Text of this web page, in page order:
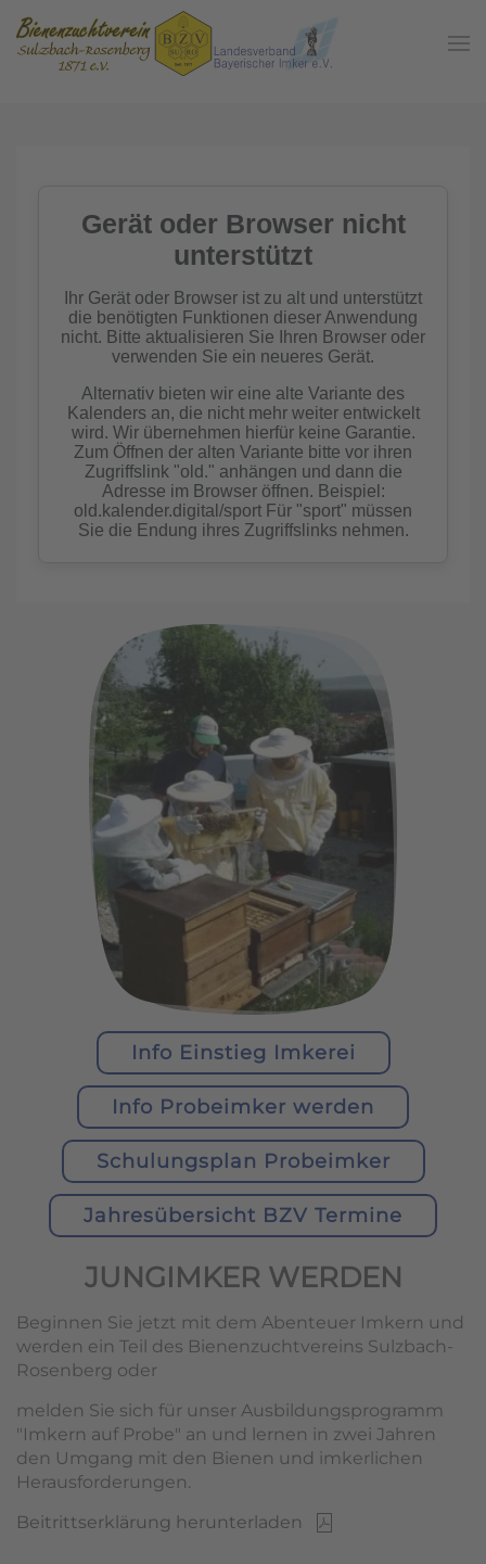
Zum Hauptinhalt springen
In der
Imkern
Info Einstieg Imkerei
Info Probeimker werden
Schulungsplan Probeimker
Jahresübersicht BZV Termine
JUNGIMKER WERDEN
Beginnen Sie jetzt mit dem Abenteuer Imkern und
werden ein Teil des Bienenzuchtvereins Sulzbach-
Rosenberg oder
melden Sie sich für unser Ausbildungsprogramm
"Imkern auf Probe" an und lernen in zwei Jahren
den Umgang mit den Bienen und imkerlichen
Herausforderungen.
Beitrittserklärung herunterladen